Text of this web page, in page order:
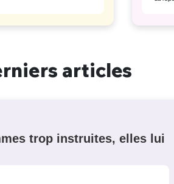
articles
trop instruites, elles lui